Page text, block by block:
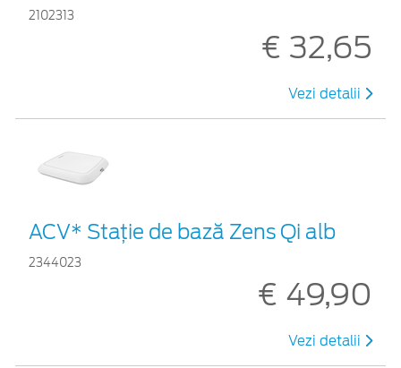
2102313
€ 32,65
Vezi detalii
ACV* Stație de bază Zens Qi alb
2344023
€ 49,90
Vezi detalii